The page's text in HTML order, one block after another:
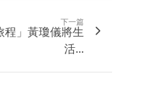
下一篇
程」黃瓊儀將生
活...